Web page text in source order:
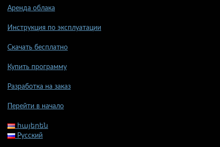
Аренда облака
Инструкция по эксплуатации
Скачать бесплатно
Купить программу
Разработка на заказ
Перейти в начало
հայերեն
Русский